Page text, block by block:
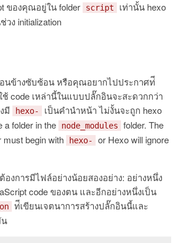
ของคุณอยู่ใน folder
script
เท่านั้น hexo
ง initialization
นข้างซับซ้อน หรือคุณอยากไปประกาศท่ี
code เหล่านี้ในแบบปลั๊กอินจะสะดวกกว่า
มี
hexo-
เป็นคำนำหน้า ไม่งั้นจะถูก hexo
a folder in the
node_modules
folder. The
must begin with
hexo-
or Hexo will ignore
งการมีไฟล์อย่างน้อยสองอย่าง: อย่างหนึ่ง
code ของตน และอีกอย่างหนึ่งเป็น
ท่ีเขียนเจตนาการสร้างปลั๊กอินนี้และ
น